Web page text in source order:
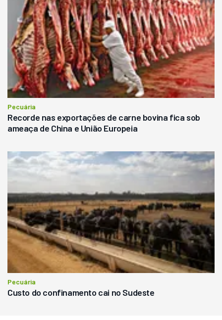
Pecuária
Recorde nas exportações de carne bovina fica sob
ameaça de China e União Europeia
Pecuária
Custo do confinamento cai no Sudeste